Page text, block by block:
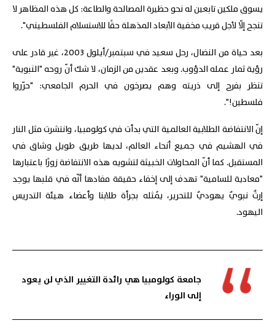
يسوق ملكين تابعين له نحو حظيرة المصالحة والطاعة: كل هذه المظاهر لا
تنجح إلّا لأجل قريب مخفية الأبعاد المذهلة حقًا للاستسلام الفلسطيني".
بعد حياة من النضال، رحل سعيد في سبتمبر/أيلول 2003، غير قادر على
رؤية ثمار عمله الدؤوب. وبعد عقدين من الزمان، لا شك أنّ روحه "النبوية"
تنظر بفرح إلى ذريته وهم يصرخون في الحرم الجامعي: "حرّروا
فلسطين!".
إنّ الانتفاضة الطلابية العالمية التي بدأت في كولومبيا، وانتشرت مثل النار
في الهشيم في جميع أنحاء العالم، لديها طريق طويل وشاق في
المستقبل. كما أنّ المحاولات الخبيثة لتشويه هذه الانتفاضة زورًا باعتبارها
"معادية للسامية" تهدف إلى إخفاء حقيقة مفادها أنّه في قلبها يوجد
إرثٌ نبويٌ يهوديٌ للتحرير، يُمثله بجرأة طلابنا وأعضاء هيئة التدريس
اليهود.
جامعة كولومبيا هي رائدة التغيير الذي لن يعود
إلى الوراء